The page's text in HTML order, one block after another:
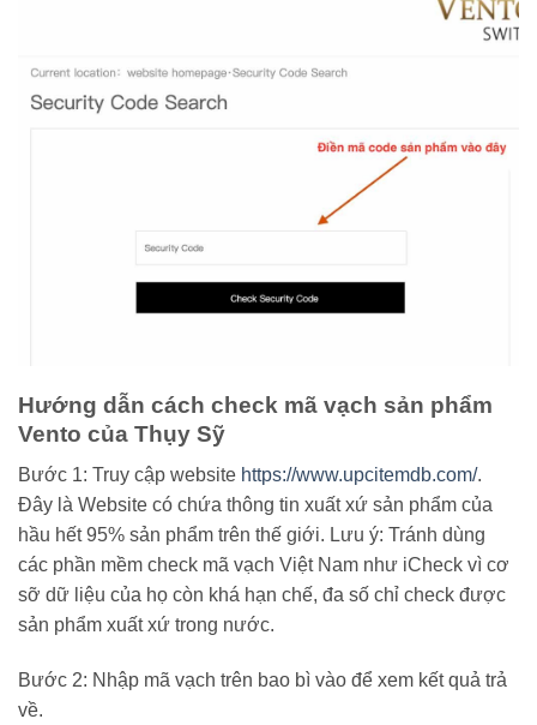
Hướng dẫn cách check mã vạch sản phẩm
Vento của Thụy Sỹ
Bước 1: Truy cập website https://www.upcitemdb.com/.
Đây là Website có chứa thông tin xuất xứ sản phẩm của
hầu hết 95% sản phẩm trên thế giới. Lưu ý: Tránh dùng
các phần mềm check mã vạch Việt Nam như iCheck vì cơ
sỡ dữ liệu của họ còn khá hạn chế, đa số chỉ check được
sản phẩm xuất xứ trong nước.
Bước 2: Nhập mã vạch trên bao bì vào để xem kết quả trả
về.